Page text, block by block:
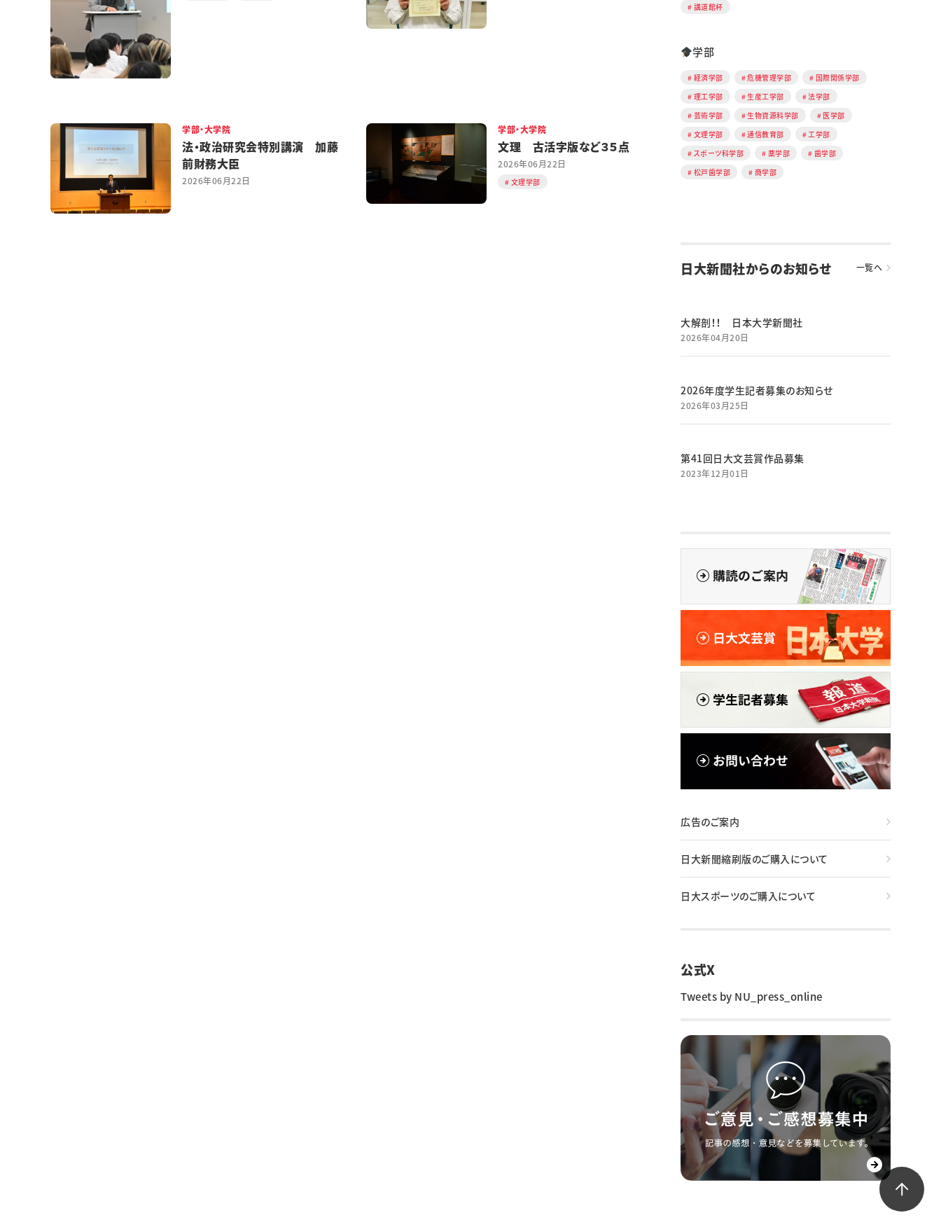
学部・大学院
法・政治研究会特別講演 加藤
前財務大臣
2026年06月22日
学部・大学院
文理 古活字版など３５点
2026年06月22日
文理学部
講道館杯
学部
経済学部 危機管理学部
国際関係学部
理工学部
生産工学部
法学部
芸術学部
生物資源科学部
医学部
文理学部
通信教育部
工学部
スポーツ科学部
薬学部
歯学部
松戸歯学部
商学部
日大新聞社からのお知らせ 一覧へ
大解剖！！ 日本大学新聞社
2026年04月20日
2026年度学生記者募集のお知らせ
2026年03月25日
第41回日大文芸賞作品募集
2023年12月01日
広告のご案内
日大新聞縮刷版のご購入について
日大スポーツのご購入について
公式X
Tweets by NU_press_online